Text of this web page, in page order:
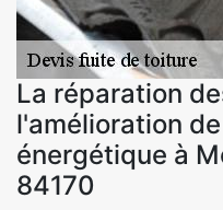
La réparation
l'amélioration
énergétique à
84170